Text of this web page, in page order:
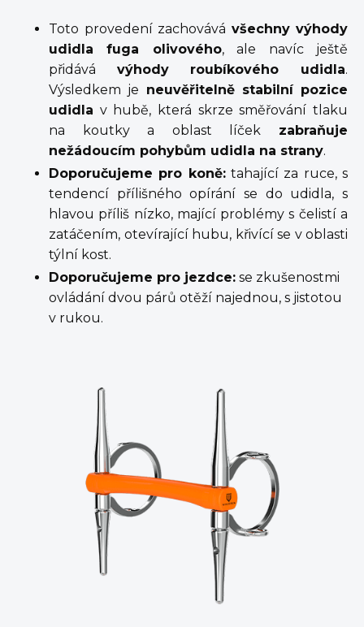
Toto provedení zachovává všechny výhody
udidla fuga olivového, ale navíc ještě
přidává výhody roubíkového udidla.
Výsledkem je neuvěřitelně stabilní pozice
udidla v hubě, která skrze směřování tlaku
na koutky a oblast líček zabraňuje
nežádoucím pohybům udidla na strany.
Doporučujeme pro koně:tahající za ruce, s
tendencí přílišného opírání se do udidla, s
hlavou příliš nízko, mající problémy s čelistí a
zatáčením, otevírající hubu, křivící se v oblasti
týlní kost.
Doporučujeme pro jezdce: se zkušenostmi
ovládání dvou párů otěží najednou, s jistotou
v rukou.